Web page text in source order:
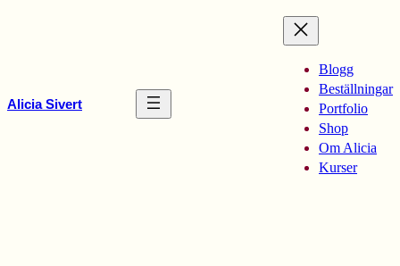
Alicia Sivert
Blogg
Beställningar
Portfolio
Shop
Om Alicia
Kurser